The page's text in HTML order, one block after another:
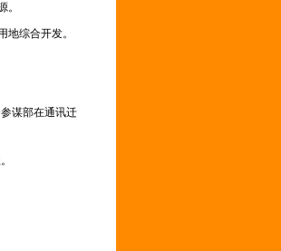
综合开发。
谋部在通讯迁